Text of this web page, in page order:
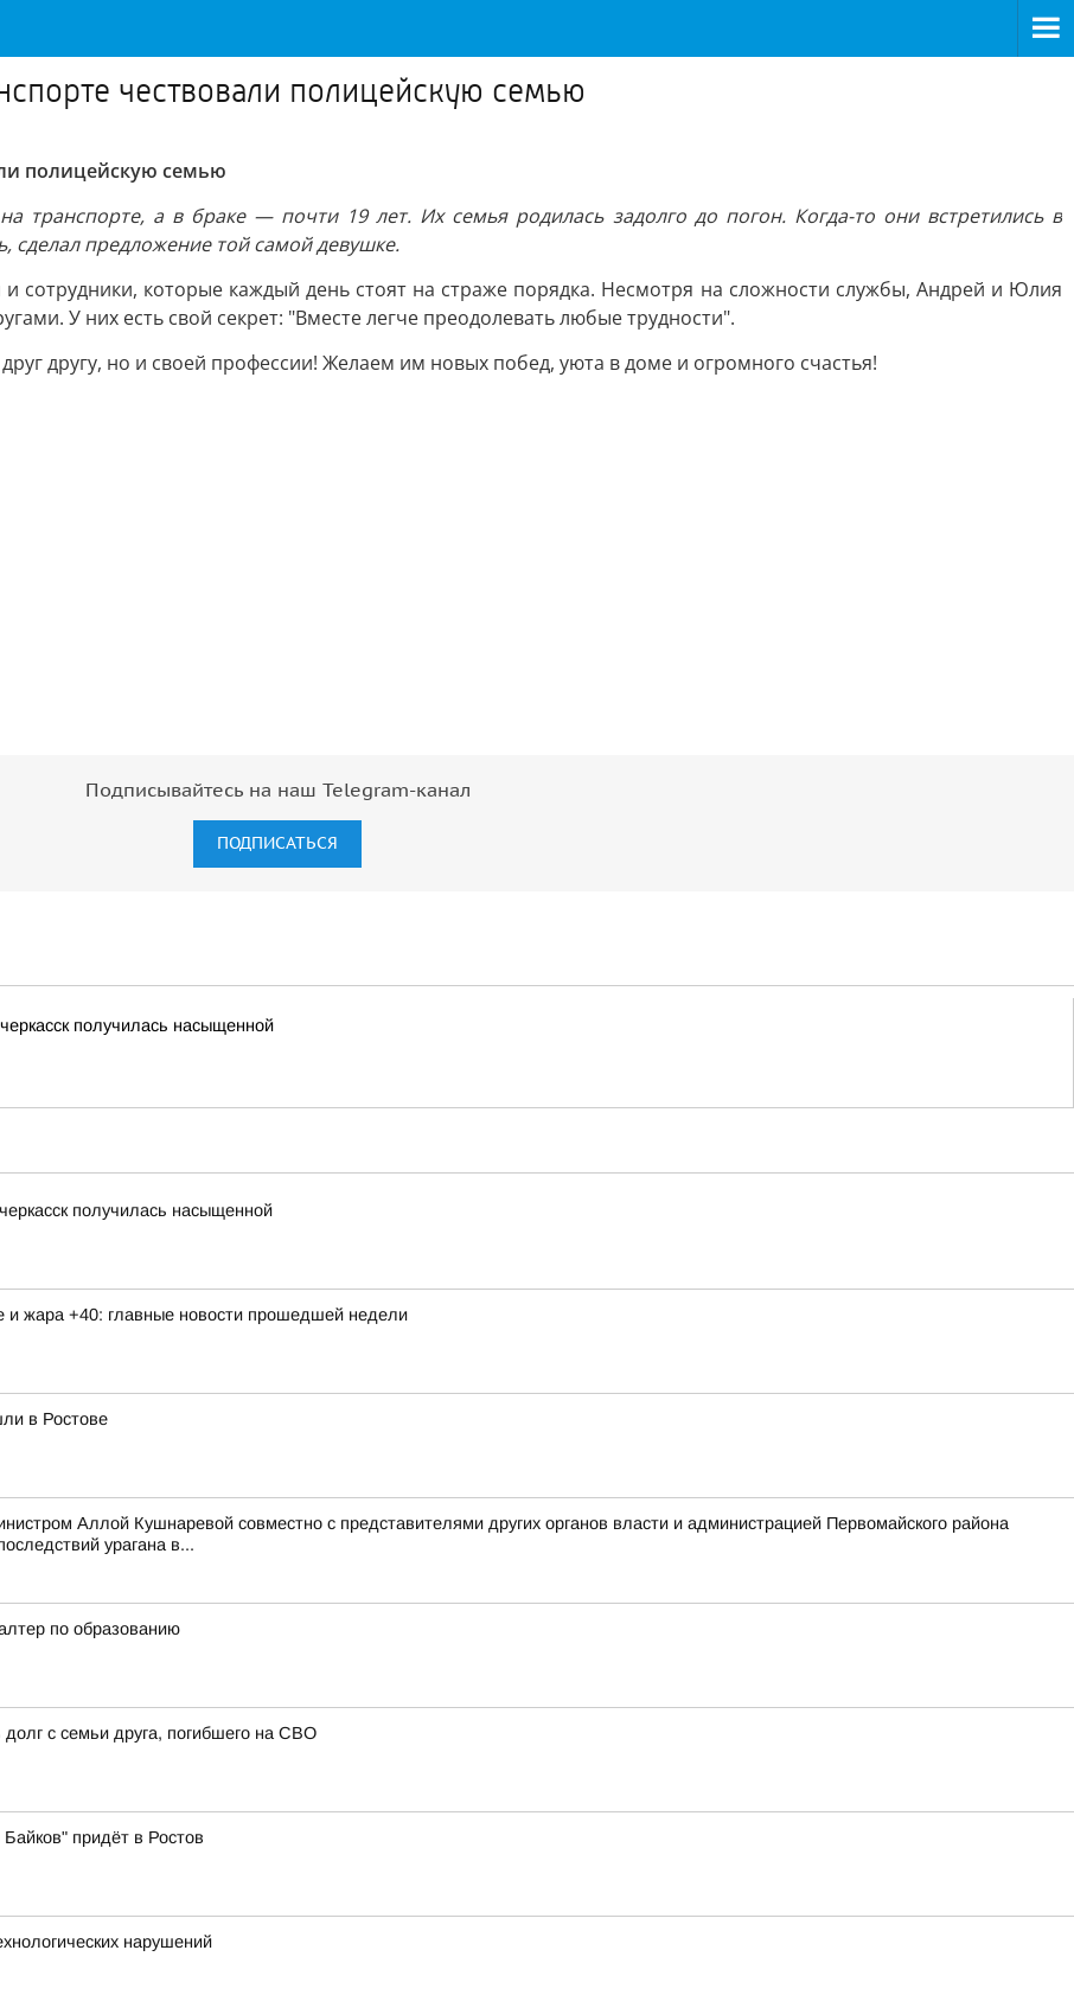
чествовали полицейскую семью
полицейскую семью
а в браке — почти 19 лет. Их семья родилась задолго до погон. Когда-то они встретились в
сделал предложение той самой девушке.
сотрудники, которые каждый день стоят на страже порядка. Несмотря на сложности службы, Андрей и Юлия
У них есть свой секрет: "Вместе легче преодолевать любые трудности".
другу, но и своей профессии! Желаем им новых побед, уюта в доме и огромного счастья!
Подписывайтесь на наш Telegram-канал
ПОДПИСАТЬСЯ
получилась насыщенной
получилась насыщенной
и жара +40: главные новости прошедшей недели
в Ростове
Аллой Кушнаревой совместно с представителями других органов власти и администрацией Первомайского района
урагана в...
по образованию
с семьи друга, погибшего на СВО
придёт в Ростов
нарушений